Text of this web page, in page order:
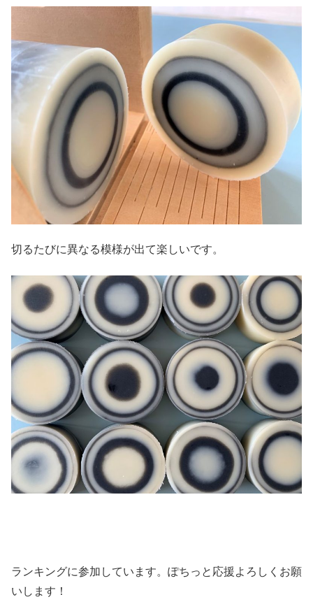
切るたびに異なる模様が出て楽しいです。
ランキングに参加しています。ぽちっと応援よろしくお願
いします！